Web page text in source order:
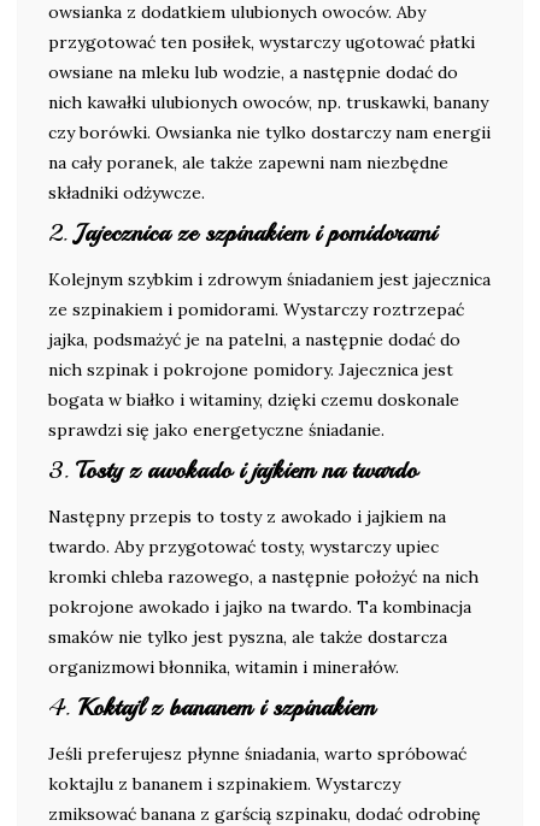
owsianka z dodatkiem ulubionych owoców. Aby
przygotować ten posiłek, wystarczy ugotować płatki
owsiane na mleku lub wodzie, a następnie dodać do
nich kawałki ulubionych owoców, np. truskawki, banany
czy borówki. Owsianka nie tylko dostarczy nam energii
na cały poranek, ale także zapewni nam niezbędne
składniki odżywcze.
2.Jajecznica ze szpinakiem i pomidorami
Kolejnym szybkim i zdrowym śniadaniem jest jajecznica
ze szpinakiem i pomidorami. Wystarczy roztrzepać
jajka, podsmażyć je na patelni, a następnie dodać do
nich szpinak i pokrojone pomidory. Jajecznica jest
bogata w białko i witaminy, dzięki czemu doskonale
sprawdzi się jako energetyczne śniadanie.
3. Tosty z awokado i jajkiem na twardo
Następny przepis to tosty z awokado i jajkiem na
twardo. Aby przygotować tosty, wystarczy upiec
kromki chleba razowego, a następnie położyć na nich
pokrojone awokado i jajko na twardo. Ta kombinacja
smaków nie tylko jest pyszna, ale także dostarcza
organizmowi błonnika, witamin i minerałów.
4. Koktajl z bananem i szpinakiem
Jeśli preferujesz płynne śniadania, warto spróbować
koktajlu z bananem i szpinakiem. Wystarczy
zmiksować banana z garścią szpinaku, dodać odrobinę